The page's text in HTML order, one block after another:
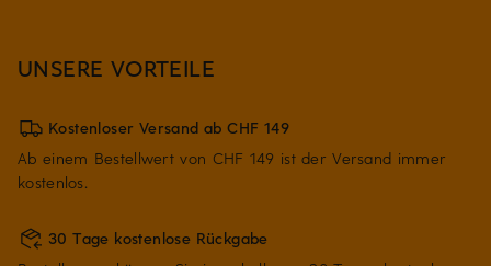
UNSERE VORTEILE
Kostenloser Versand ab CHF 149
Ab einem Bestellwert von CHF 149 ist der Versand immer
kostenlos.
30 Tage kostenlose Rückgabe